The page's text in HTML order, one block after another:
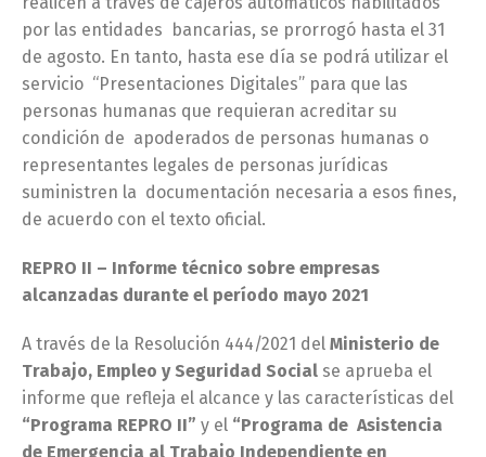
por las entidades bancarias, se prorrogó hasta el 31
de agosto. En tanto, hasta ese día se podrá utilizar el
servicio “Presentaciones Digitales” para que las
personas humanas que requieran acreditar su
condición de apoderados de personas humanas o
representantes legales de personas jurídicas
suministren la documentación necesaria a esos fines,
de acuerdo con el texto oficial.
REPRO II – Informe técnico sobre empresas
alcanzadas durante el período mayo 2021
A través de la Resolución 444/2021 del Ministerio de
Trabajo, Empleo y Seguridad Social se aprueba el
informe que refleja el alcance y las características del
“Programa REPRO II” y el “Programa de Asistencia
de Emergencia al Trabajo Independiente en